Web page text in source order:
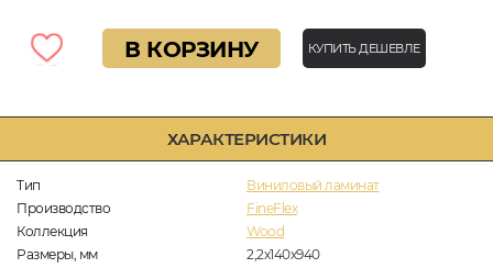
ХАРАКТЕРИСТИКИ
Тип
Виниловый ламинат
Производство
FineFlex
Коллекция
Wood
Размеры, мм
2,2х140х940
В КОРЗИНУ КУПИТЬ ДЕШЕВЛЕ